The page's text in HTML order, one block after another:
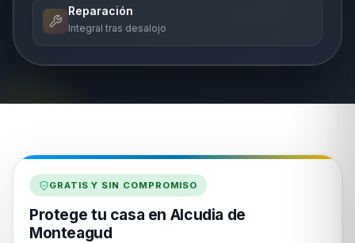
Reparación
Integral tras desalojo
GRATIS Y SIN COMPROMISO
Protege tu casa en Alcudia de
Monteagud